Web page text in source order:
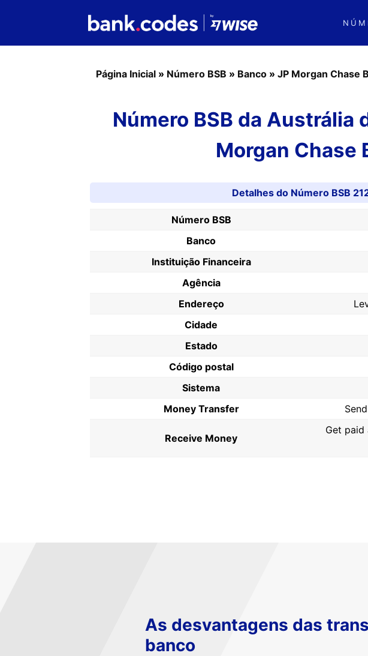
Página Inicial » Número BSB » Banco » JP Morgan Chase
Número BSB da Austrália
Morgan Chase
Detalhes do Número BSB
Número BSB
Banco
Instituição Financeira
Agência
Endereço
Cidade
Estado
Código postal
Sistema
Money Transfer
Receive Money
Get paid
As desvantagens das
banco